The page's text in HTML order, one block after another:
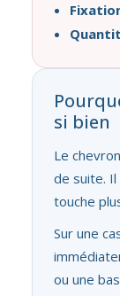
si bien
Le
de suite.
touche
Sur une
ou une